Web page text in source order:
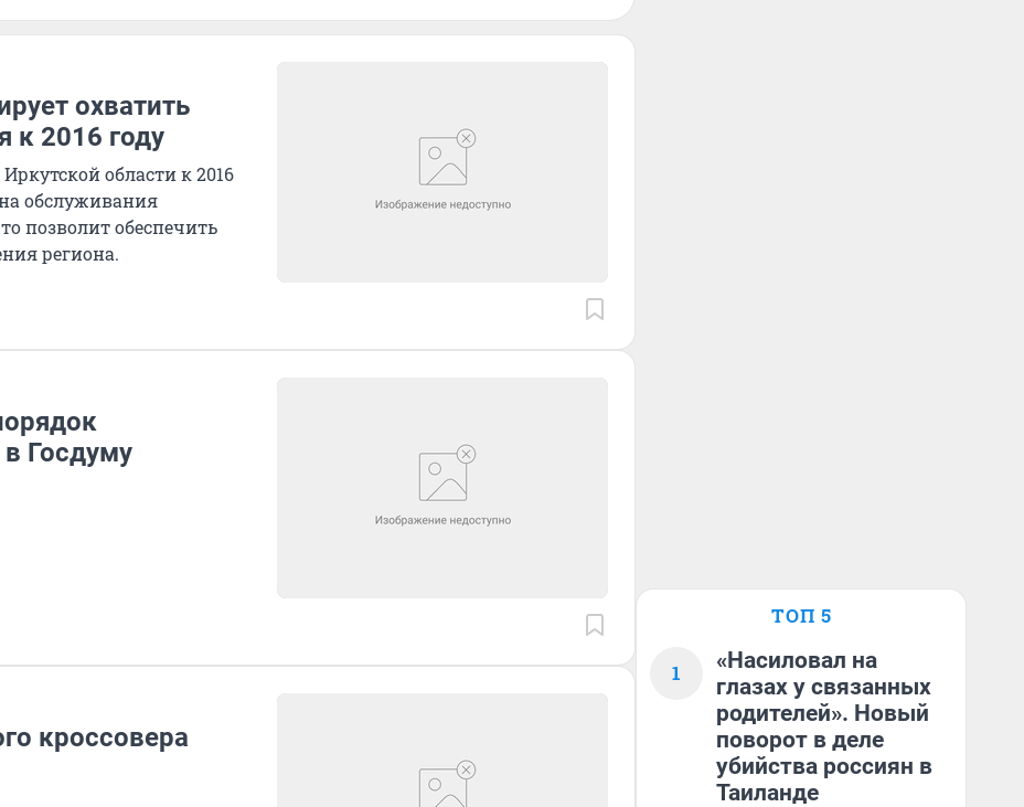
охватить
к 2016 году
области к 2016
обслуживания
позволит обеспечить
региона.
Госдуму
кроссовера
ТОП 5
1
«Насиловал на
глазах у связанных
родителей». Новый
поворот в деле
убийства россиян в
Таиланде